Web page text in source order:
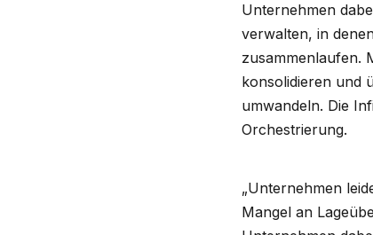
Unternehmen
verwalten, in
zusammenlaufen.
konsolidieren und
umwandeln. Die
Orchestrierung.
„Unternehmen
Mangel an